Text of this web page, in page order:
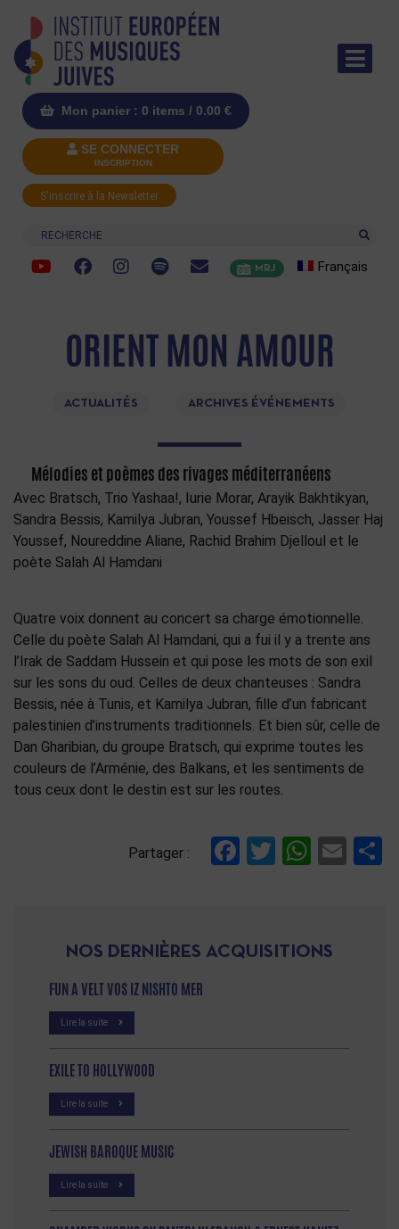
Mon panier : 0 items / 0.00 €
SE CONNECTER
INSCRIPTION
S'inscrire à la Newsletter
Recherche
MRJ Français
ORIENT MON AMOUR
ACTUALITÉS ARCHIVES ÉVÉNEMENTS
Mélodies et poèmes des rivages méditerranéens
Avec Bratsch, Trio Yashaa!, Iurie Morar, Arayik Bakhtikyan,
Sandra Bessis, Kamilya Jubran, Youssef Hbeisch, Jasser Haj
Youssef, Noureddine Aliane, Rachid Brahim Djelloul et le
poète Salah Al Hamdani
Quatre voix donnent au concert sa charge émotionnelle.
Celle du poète Salah Al Hamdani, qui a fui il y a trente ans
l’Irak de Saddam Hussein et qui pose les mots de son exil
sur les sons du oud. Celles de deux chanteuses : Sandra
Bessis, née à Tunis, et Kamilya Jubran, fille d’un fabricant
palestinien d’instruments traditionnels. Et bien sûr, celle de
Dan Gharibian, du groupe Bratsch, qui exprime toutes les
couleurs de l’Arménie, des Balkans, et les sentiments de
tous ceux dont le destin est sur les routes.
Partager : Facebook
Twitter
NOS DERNIÈRES ACQUISITIONS
FUN A VELT VOS IZ NISHTO MER
Lire la suite
EXILE TO HOLLYWOOD
Lire la suite
JEWISH BAROQUE MUSIC
Lire la suite